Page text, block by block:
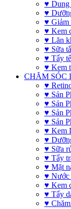
♥ Dung
♥
♥ Giảm
♥ Kem
♥ Lăn
♥ Sữa
♥ Tẩy
♥ Kem
CHĂM SÓC
♥
♥ Sản
♥ Sản
♥ Sản
♥ Sản
♥ Kem
♥
♥ Sữa
♥ Tẩy
♥ Mặt
♥ Nước
♥ Kem
♥ Tẩy
♥